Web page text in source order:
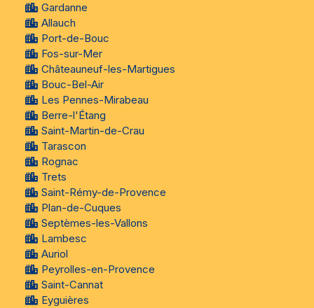
Gardanne
Allauch
Port-de-Bouc
Fos-sur-Mer
Châteauneuf-les-Martigues
Bouc-Bel-Air
Les Pennes-Mirabeau
Berre-l'Étang
Saint-Martin-de-Crau
Tarascon
Rognac
Trets
Saint-Rémy-de-Provence
Plan-de-Cuques
Septèmes-les-Vallons
Lambesc
Auriol
Peyrolles-en-Provence
Saint-Cannat
Eyguières